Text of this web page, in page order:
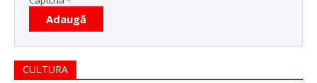
Adaugă
CULTURA